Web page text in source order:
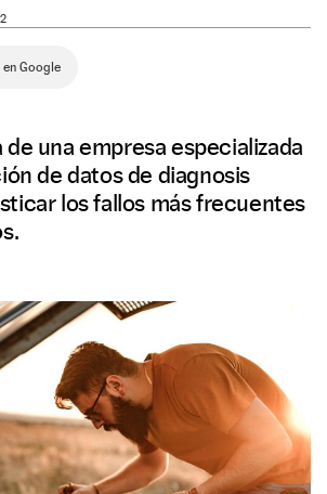
en Google
una empresa especializada
de datos de diagnosis
los fallos más frecuentes